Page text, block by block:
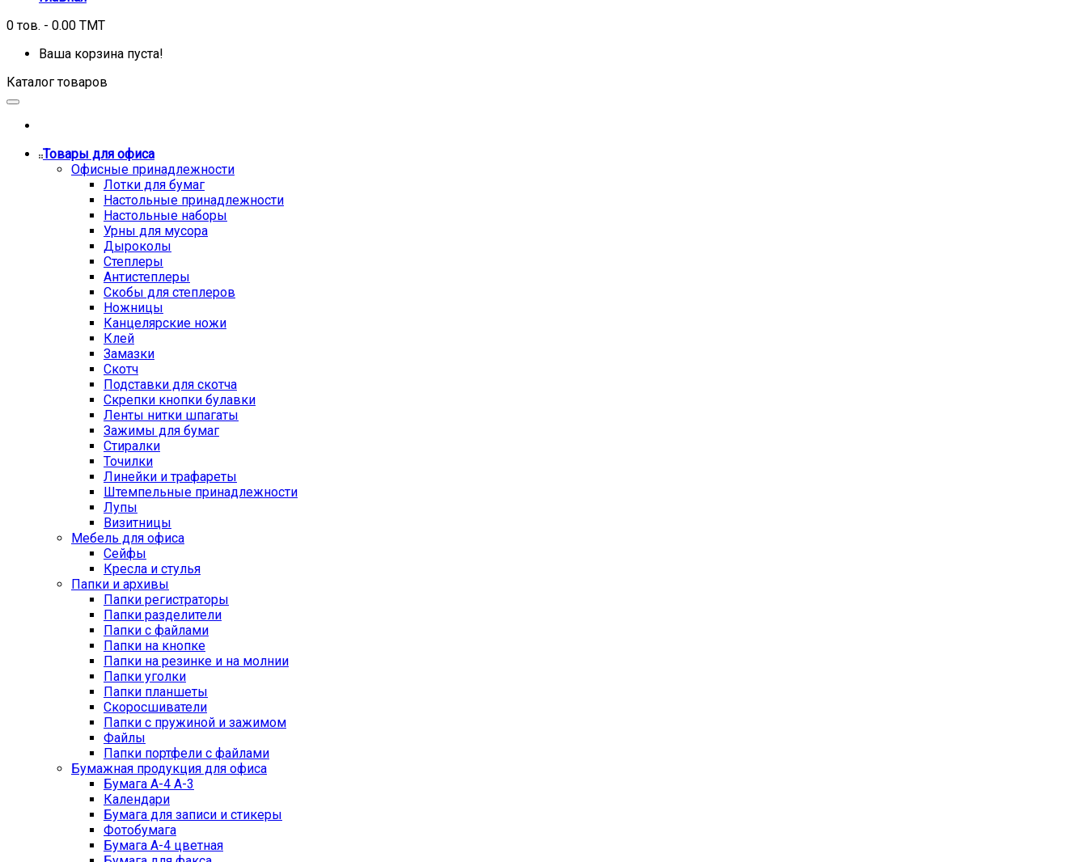
0 тов. - 0.00 TMT
Ваша корзина пуста!
Каталог товаров
Товары для офиса
Офисные принадлежности
Лотки для бумаг
Настольные принадлежности
Настольные наборы
Урны для мусора
Дыроколы
Степлеры
Антистеплеры
Скобы для степлеров
Ножницы
Канцелярские ножи
Клей
Замазки
Скотч
Подставки для скотча
Скрепки кнопки булавки
Ленты нитки шпагаты
Зажимы для бумаг
Стиралки
Точилки
Линейки и трафареты
Штемпельные принадлежности
Лупы
Визитницы
Мебель для офиса
Сейфы
Кресла и стулья
Папки и архивы
Папки регистраторы
Папки разделители
Папки с файлами
Папки на кнопке
Папки на резинке и на молнии
Папки уголки
Папки планшеты
Скоросшиватели
Папки с пружиной и зажимом
Файлы
Папки портфели с файлами
Бумажная продукция для офиса
Бумага А-4 А-3
Календари
Бумага для записи и стикеры
Фотобумага
Бумага А-4 цветная